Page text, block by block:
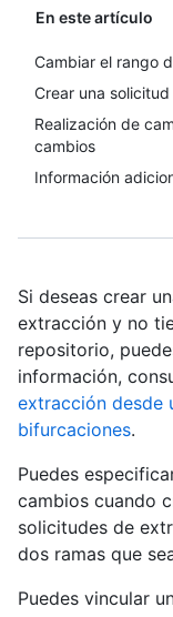
En este artículo
Cambiar el rango
Crear una
Realización de
cambios
Información
Si deseas crear
extracción y no
repositorio,
información,
extracción desde
bifurcaciones.
Puedes
cambios cuando
solicitudes de
dos ramas que
Puedes vincular